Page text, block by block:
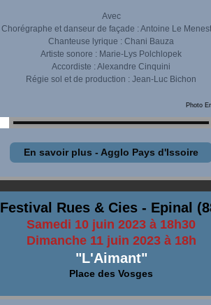
Avec
Chorégraphe et danseur de façade : Antoine Le
Chanteuse lyrique : Chani Bauza
Artiste sonore : Marie-Lys Polchlopek
Accordiste : Alexandre Cinquini
Régie sol et de production : Jean-Luc Bichon
Photo
En savoir plus - Agglo Pays d'Issoire
Festival Rues & Cies - Epinal
Samedi 10 juin 2023 à 18h30
Dimanche 11 juin 2023 à 18h
"L'Aimant"
Place des Vosges